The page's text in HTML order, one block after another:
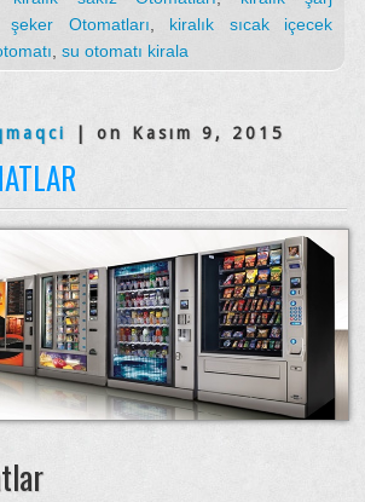
şeker Otomatları
kiralık sıcak içecek
su otomatı kirala
| on Kasım 9, 2015